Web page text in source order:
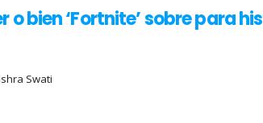
o bien ‘Fortnite’ sobre para
Swati